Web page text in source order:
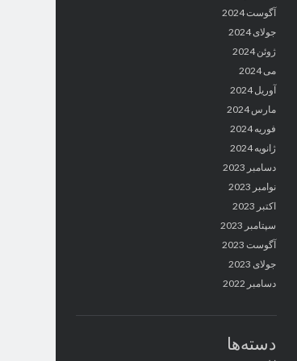
آگوست 2024
جولای 2024
ژوئن 2024
می 2024
آوریل 2024
مارس 2024
فوریه 2024
ژانویه 2024
دسامبر 2023
نوامبر 2023
اکتبر 2023
سپتامبر 2023
آگوست 2023
جولای 2023
دسامبر 2022
دسته‌ها